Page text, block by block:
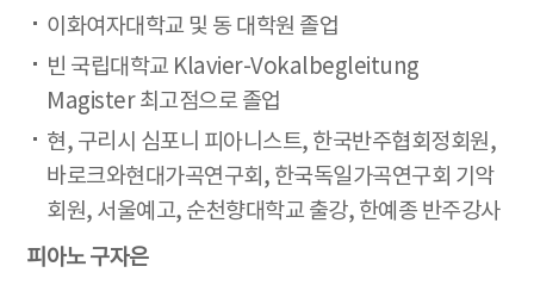
이화여자대학교 및 동 대학원 졸업
빈 국립대학교 Klavier-Vokalbegleitung
Magister 최고점으로 졸업
현, 구리시 심포니 피아니스트, 한국반주협회정회원,
바로크와현대가곡연구회, 한국독일가곡연구회 기악
회원, 서울예고, 순천향대학교 출강, 한예종 반주강사
피아노 구자은